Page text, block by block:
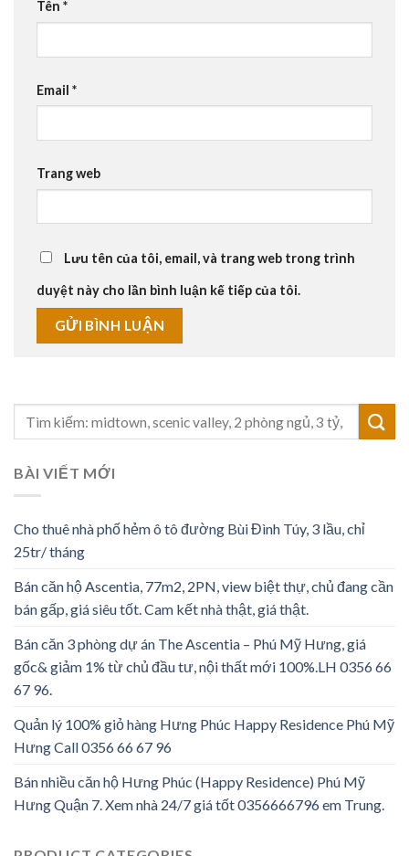
Tên *
Email *
Trang web
Lưu tên của tôi, email, và trang web trong trình
duyệt này cho lần bình luận kế tiếp của tôi.
BÀI VIẾT MỚI
Cho thuê nhà phố hẻm ô tô đường Bùi Đình Túy, 3 lầu, chỉ
25tr/ tháng
Bán căn hộ Ascentia, 77m2, 2PN, view biệt thự, chủ đang cần
bán gấp, giá siêu tốt. Cam kết nhà thật, giá thật.
Bán căn 3 phòng dự án The Ascentia – Phú Mỹ Hưng, giá
gốc& giảm 1% từ chủ đầu tư, nội thất mới 100%.LH 0356 66
67 96.
Quản lý 100% giỏ hàng Hưng Phúc Happy Residence Phú Mỹ
Hưng Call 0356 66 67 96
Bán nhiều căn hộ Hưng Phúc (Happy Residence) Phú Mỹ
Hưng Quận 7. Xem nhà 24/7 giá tốt 0356666796 em Trung.